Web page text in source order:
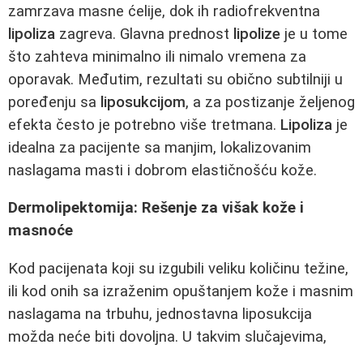
zamrzava masne ćelije, dok ih radiofrekventna
lipoliza zagreva. Glavna prednost lipolize je u tome
što zahteva minimalno ili nimalo vremena za
oporavak. Međutim, rezultati su obično subtilniji u
poređenju sa liposukcijom, a za postizanje željenog
efekta često je potrebno više tretmana. Lipoliza je
idealna za pacijente sa manjim, lokalizovanim
naslagama masti i dobrom elastičnošću kože.
Dermolipektomija: Rešenje za višak kože i
masnoće
Kod pacijenata koji su izgubili veliku količinu težine,
ili kod onih sa izraženim opuštanjem kože i masnim
naslagama na trbuhu, jednostavna liposukcija
možda neće biti dovoljna. U takvim slučajevima,